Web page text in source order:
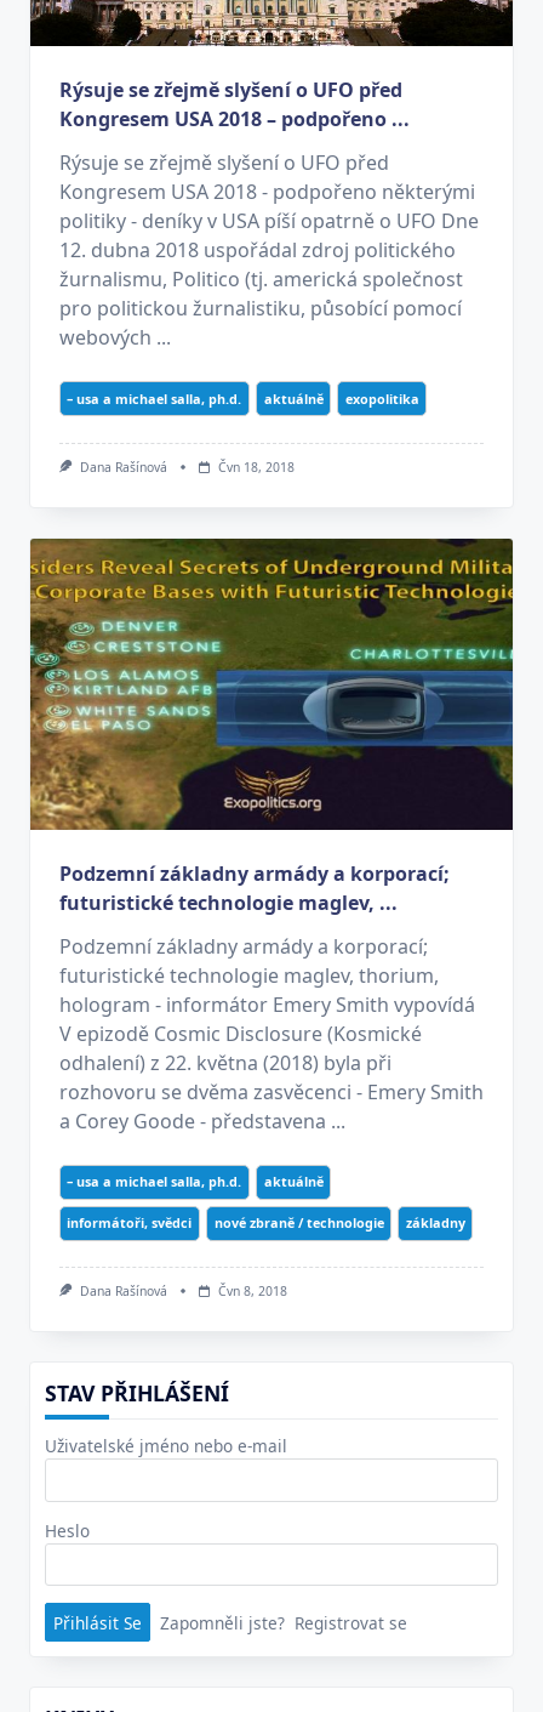
Rýsuje se zřejmě slyšení o UFO před
Kongresem USA 2018 – podpořeno ...
Rýsuje se zřejmě slyšení o UFO před
Kongresem USA 2018 - podpořeno některými
politiky - deníky v USA píší opatrně o UFO Dne
12. dubna 2018 uspořádal zdroj politického
žurnalismu, Politico (tj. americká společnost
pro politickou žurnalistiku, působící pomocí
webových ...
– usa a michael salla, ph.d. aktuálně exopolitika
Dana Rašínová Čvn 18, 2018
Podzemní základny armády a korporací;
futuristické technologie maglev, ...
Podzemní základny armády a korporací;
futuristické technologie maglev, thorium,
hologram - informátor Emery Smith vypovídá
V epizodě Cosmic Disclosure (Kosmické
odhalení) z 22. května (2018) byla při
rozhovoru se dvěma zasvěcenci - Emery Smith
a Corey Goode - představena ...
– usa a michael salla, ph.d. aktuálně
informátoři, svědci nové zbraně / technologie základny
Dana Rašínová Čvn 8, 2018
STAV PŘIHLÁŠENÍ
Uživatelské jméno nebo e-mail
Heslo
Zapomněli jste? Registrovat se